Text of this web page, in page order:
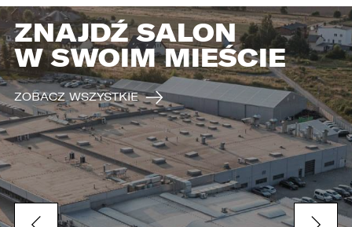
ZNAJDŹ SALON
W SWOIM MIEŚCIE
ZOBACZ WSZYSTKIE